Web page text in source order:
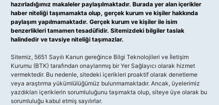
hazırladığımız makaleler paylaşılmaktadır. Burada yer alan içerikler
haber niteliği taşımamakta olup, gerçek kurum ve kişiler hakkında
paylaşım yapılmamaktadır. Gerçek kurum ve kişiler ile isim
benzerlikleri tamamen tesadüfidir. Sitemizdeki bilgiler taslak
halindedir ve tavsiye niteliği taşımazlar.
Sitemiz, 5651 Sayılı Kanun gereğince Bilgi Teknolojileri ve İletişim
Kurumu (BTK) tarafından onaylanmış bir Yer Sağlayıcı olarak hizmet
vermektedir. Bu nedenle, sitedeki içerikleri proaktif olarak denetleme
veya araştırma yükümlülüğümüz bulunmamaktadır. Ancak, üyelerimiz
yazdıkları içeriklerin sorumluluğunu taşımakta olup, siteye üye olarak bu
sorumluluğu kabul etmiş sayılırlar.